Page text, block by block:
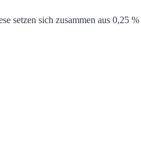
setzen sich zusammen aus 0,25 %